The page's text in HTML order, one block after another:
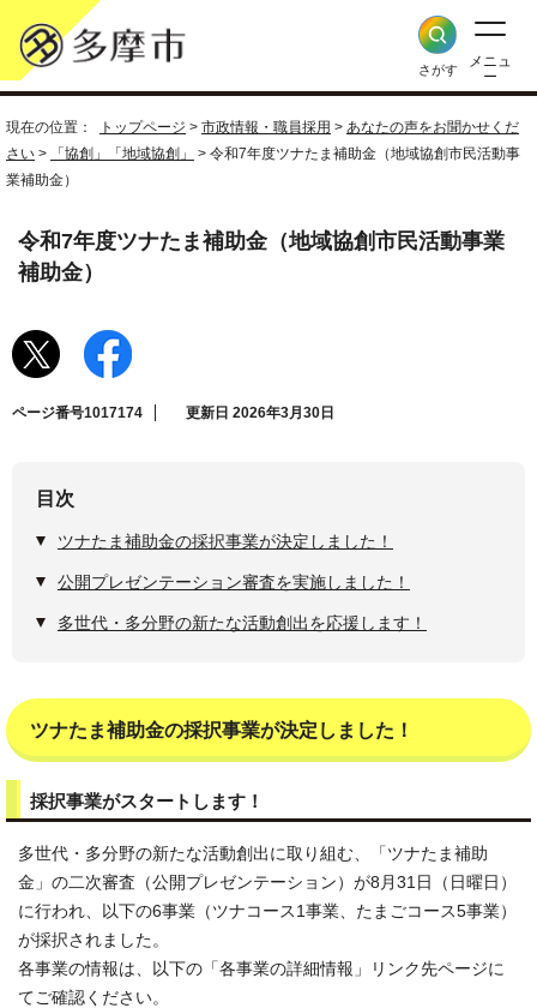
さがす
メニュ
ー
現在の位置： トップページ > 市政情報・職員採用 > あなたの声をお聞かせくだ
さい > 「協創」「地域協創」
> 令和7年度ツナたま補助金（地域協創市民活動事
業補助金）
令和7年度ツナたま補助金（地域協創市民活動事業
補助金）
ページ番号1017174 更新日 2026年3月30日
目次
ツナたま補助金の採択事業が決定しました！
公開プレゼンテーション審査を実施しました！
多世代・多分野の新たな活動創出を応援します！
ツナたま補助金の採択事業が決定しました！
採択事業がスタートします！
多世代・多分野の新たな活動創出に取り組む、「ツナたま補助
金」の二次審査（公開プレゼンテーション）が8月31日（日曜日）
に行われ、以下の6事業（ツナコース1事業、たまごコース5事業）
が採択されました。
各事業の情報は、以下の「各事業の詳細情報」リンク先ページに
てご確認ください。